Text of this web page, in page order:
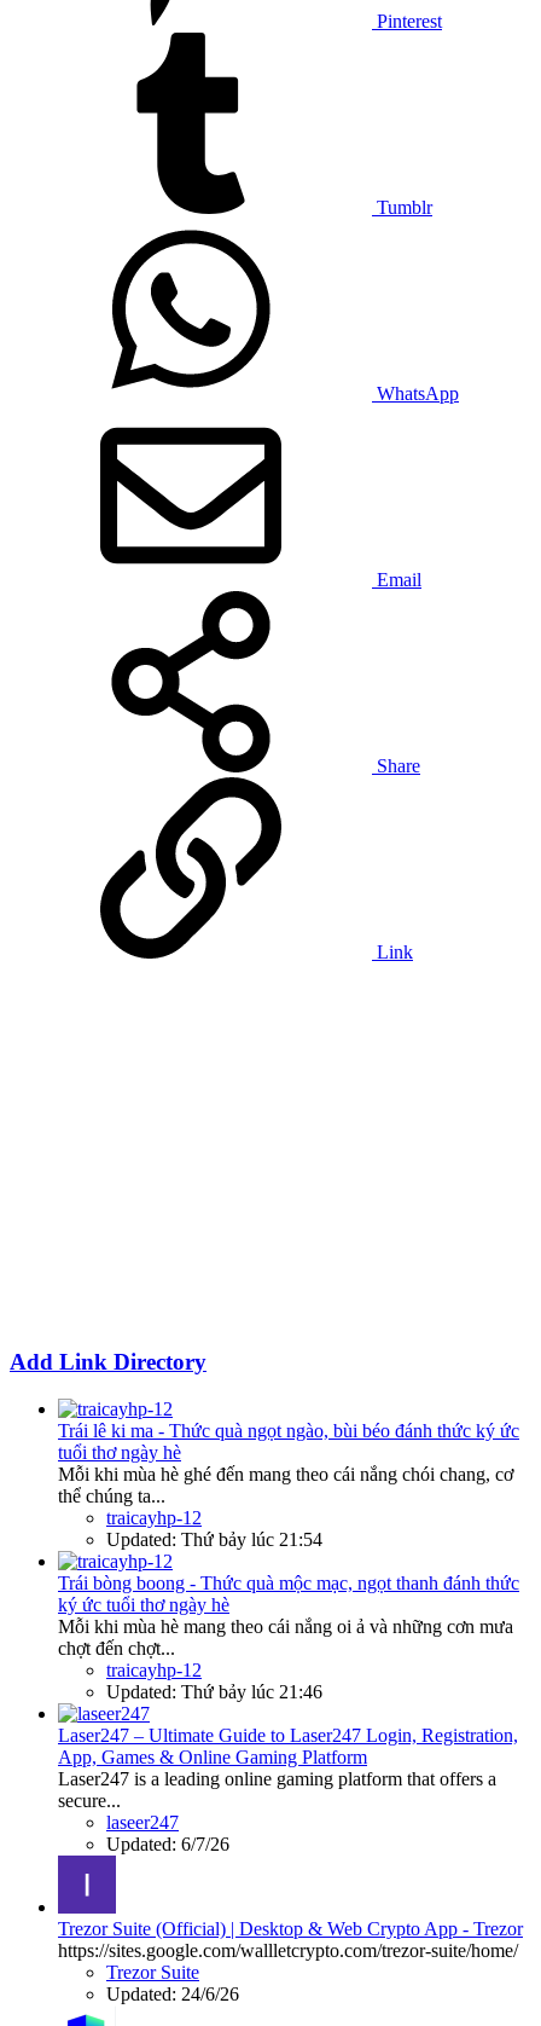
Pinterest
Tumblr
WhatsApp
Email
Share
Link
Add Link Directory
Trái lê ki ma - Thức quà ngọt ngào, bùi béo đánh thức ký ức
tuổi thơ ngày hè
Mỗi khi mùa hè ghé đến mang theo cái nắng chói chang, cơ
thể chúng ta...
traicayhp-12
Updated: Thứ bảy lúc 21:54
Trái bòng boong - Thức quà mộc mạc, ngọt thanh đánh thức
ký ức tuổi thơ ngày hè
Mỗi khi mùa hè mang theo cái nắng oi ả và những cơn mưa
chợt đến chợt...
traicayhp-12
Updated: Thứ bảy lúc 21:46
Laser247 – Ultimate Guide to Laser247 Login, Registration,
App, Games & Online Gaming Platform
Laser247 is a leading online gaming platform that offers a
secure...
laseer247
Updated: 6/7/26
Trezor Suite (Official) | Desktop & Web Crypto App - Trezor
https://sites.google.com/wallletcrypto.com/trezor-suite/home/
Trezor Suite
Updated: 24/6/26